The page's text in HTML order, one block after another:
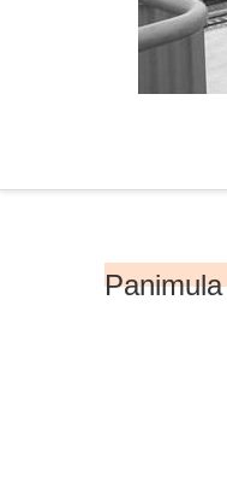
Panimula